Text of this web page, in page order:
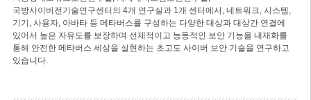
국방사이버전기술연구센터의 4개 연구실과 1개 센터에서, 네트워크, 시스템,
기기, 사용자, 아바타 등 메타버스를 구성하는 다양한 대상과 대상간 연결에
있어서 높은 자유도를 보장하며 선제적이고 능동적인 보안 기능을 내재화를
통해 안전한 메타버스 세상을 실현하는 초고도 사이버 보안 기술을 연구하고
있습니다.